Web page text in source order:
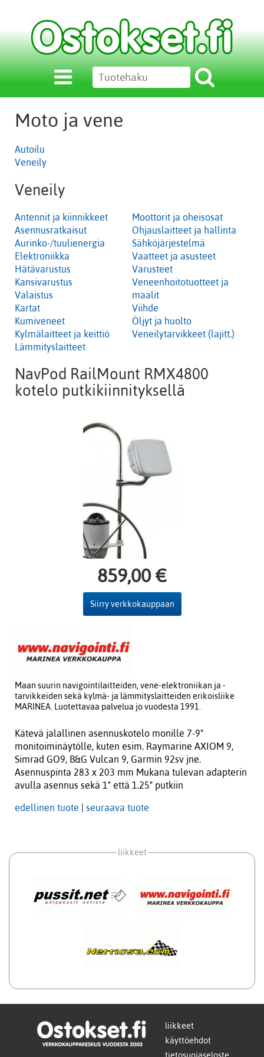
Moto ja vene
Autoilu
Veneily
Veneily
Antennit ja kiinnikkeet
Asennusratkaisut
Aurinko-/tuulienergia
Elektroniikka
Hätävarustus
Kansivarustus
Valaistus
Kartat
Kumiveneet
Kylmälaitteet ja keittiö
Lämmityslaitteet
Moottorit ja oheisosat
Ohjauslaitteet ja hallinta
Sähköjärjestelmä
Vaatteet ja asusteet
Varusteet
Veneenhoitotuotteet ja
maalit
Viihde
Öljyt ja huolto
Veneilytarvikkeet (lajitt.)
NavPod RailMount RMX4800
kotelo putkikiinnityksellä
859,00 €
Siirry verkkokauppaan
Maan suurin navigointilaitteiden, vene-elektroniikan ja -
tarvikkeiden sekä kylmä- ja lämmityslaitteiden erikoisliike
MARINEA. Luotettavaa palvelua jo vuodesta 1991.
Kätevä jalallinen asennuskotelo monille 7-9"
monitoiminäytölle, kuten esim. Raymarine AXIOM 9,
Simrad GO9, B&G Vulcan 9, Garmin 92sv jne.
Asennuspinta 283 x 203 mm Mukana tulevan adapterin
avulla asennus sekä 1" että 1.25" putkiin
edellinen tuote seuraava tuote
liikkeet
liikkeet
käyttöehdot